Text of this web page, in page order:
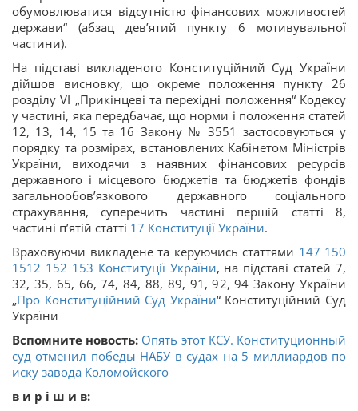
обумовлюватися відсутністю фінансових можливостей
держави“ (абзац дев’ятий пункту 6 мотивувальної
частини).
На підставі викладеного Конституційний Суд України
дійшов висновку, що окреме положення пункту 26
розділу VI „Прикінцеві та перехідні положення“ Кодексу
у частині, яка передбачає, що норми і положення статей
12, 13, 14, 15 та 16 Закону № 3551 застосовуються у
порядку та розмірах, встановлених Кабінетом Міністрів
України, виходячи з наявних фінансових ресурсів
державного і місцевого бюджетів та бюджетів фондів
загальнообов’язкового державного соціального
страхування, суперечить частині першій статті 8,
частині п’ятій статті 17 Конституції України.
Враховуючи викладене та керуючись статтями 147 150
1512 152 153 Конституції України, на підставі статей 7,
32, 35, 65, 66, 74, 84, 88, 89, 91, 92, 94 Закону України
„Про Конституційний Суд України“ Конституційний Суд
України
Вспомните новость: Опять этот КСУ. Конституционный
суд отменил победы НАБУ в судах на 5 миллиардов по
иску завода Коломойского
в и р і ш и в: